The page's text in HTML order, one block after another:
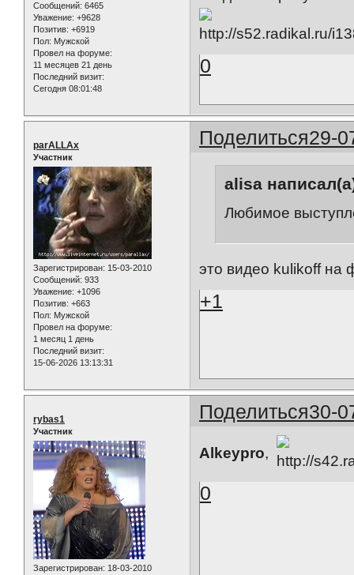
Сообщений: 6465
Уважение: +9628
Позитив: +6919
Пол: Мужской
Провел на форуме:
11 месяцев 21 день
Последний визит:
Сегодня 08:01:48
0
Поделиться29-
parALLAx
Участник
Зарегистрирован: 15-03-2010
Сообщений: 933
Уважение: +1096
Позитив: +663
Пол: Мужской
Провел на форуме:
1 месяц 1 день
Последний визит:
15-06-2026 13:13:31
alisa
Любимое
это видео kulikoff
+1
Поделиться30-
rybas1
Участник
Зарегистрирован: 18-03-2010
Alkeypro,
0